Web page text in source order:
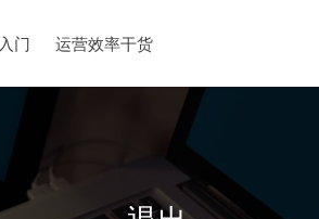
门 运营效率干货